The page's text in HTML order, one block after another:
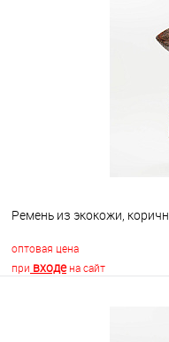
Ремень из экокожи,
оптовая цена
при входена сайт